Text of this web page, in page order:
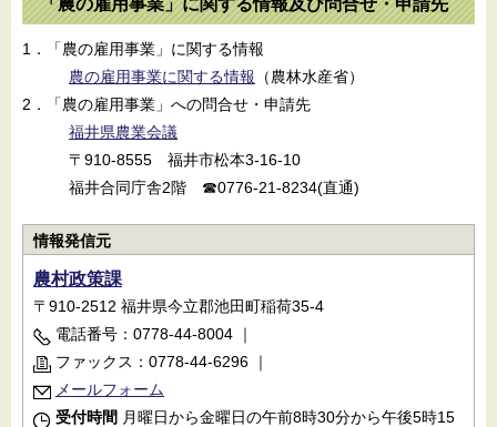
「農の雇用事業」に関する情報及び問合せ・申請先
1．「農の雇用事業」に関する情報
農の雇用事業に関する情報 （農林水産省）
2．「農の雇用事業」への問合せ・申請先
福井県農業会議
〒910-8555 福井市松本3-16-10
福井合同庁舎2階 ☎0776-21-8234(直通)
情報発信元
農村政策課
〒910-2512 福井県今立郡池田町稲荷35-4
電話番号：0778-44-8004 ｜
ファックス：0778-44-6296 ｜
メールフォーム
受付時間 月曜日から金曜日の午前8時30分から午後5時15